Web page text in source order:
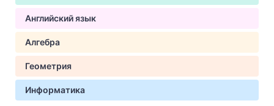
Английский язык
Алгебра
Геометрия
Информатика